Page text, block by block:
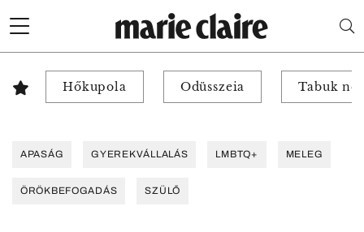
Hőkupola Odüsszeia Tabuk
APASÁG GYEREKVÁLLALÁS LMBTQ+ MELEG
ÖRÖKBEFOGADÁS SZÜLŐ